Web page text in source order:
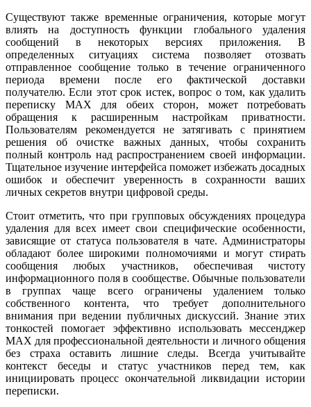
Существуют также временные ограничения, которые могут
влиять на доступность функции глобального удаления
сообщений в некоторых версиях приложения. В
определенных ситуациях система позволяет отозвать
отправленное сообщение только в течение ограниченного
периода времени после его фактической доставки
получателю. Если этот срок истек, вопрос о том, как удалить
переписку MAX для обеих сторон, может потребовать
обращения к расширенным настройкам приватности.
Пользователям рекомендуется не затягивать с принятием
решения об очистке важных данных, чтобы сохранить
полный контроль над распространением своей информации.
Тщательное изучение интерфейса поможет избежать досадных
ошибок и обеспечит уверенность в сохранности ваших
личных секретов внутри цифровой среды.
Стоит отметить, что при групповых обсуждениях процедура
удаления для всех имеет свои специфические особенности,
зависящие от статуса пользователя в чате. Администраторы
обладают более широкими полномочиями и могут стирать
сообщения любых участников, обеспечивая чистоту
информационного поля в сообществе. Обычные пользователи
в группах чаще всего ограничены удалением только
собственного контента, что требует дополнительного
внимания при ведении публичных дискуссий. Знание этих
тонкостей помогает эффективно использовать мессенджер
MAX для профессиональной деятельности и личного общения
без страха оставить лишние следы. Всегда учитывайте
контекст беседы и статус участников перед тем, как
инициировать процесс окончательной ликвидации истории
переписки.